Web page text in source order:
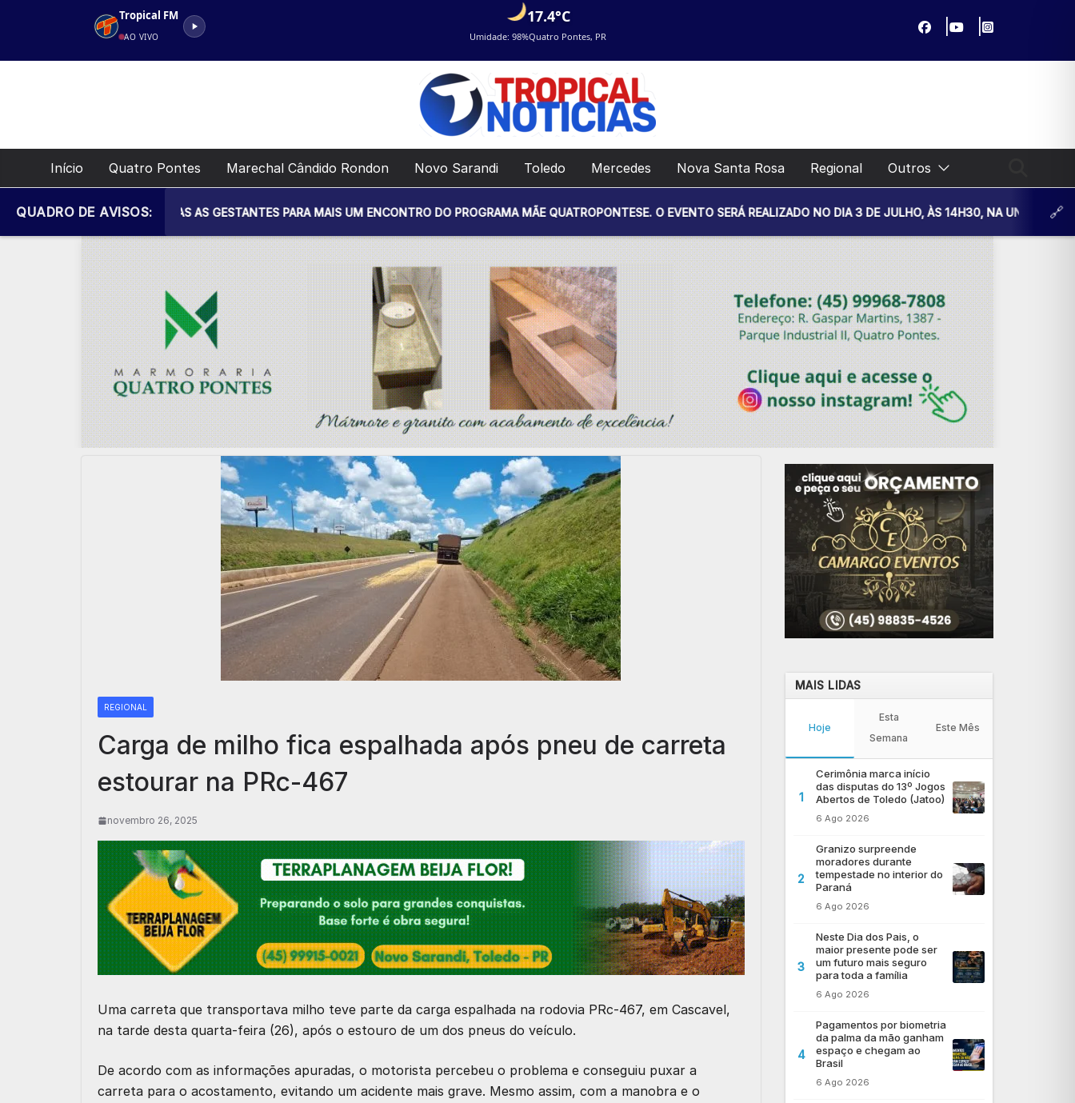
Tropical FM
AO VIVO
17.4°C
Umidade: 98%Quatro Pontes, PR
Início Quatro Pontes Marechal Cândido Rondon Novo Sarandi Toledo Mercedes Nova Santa Rosa Regional Outros
QUADRO DE AVISOS:
CONVIDA TODAS AS GESTANTES PARA MAIS UM ENCONTRO DO PROGRAMA MÃE QUATROPONTESE. O EVENTO SERÁ REALIZADO NO DIA 3 DE JULHO, ÀS 14H30, NA UNIDADE BÁSICA DE
REGIONAL
Carga de milho fica espalhada após pneu de carreta
estourar na PRc-467
novembro 26, 2025
Uma carreta que transportava milho teve parte da carga espalhada na rodovia PRc-467, em Cascavel,
na tarde desta quarta-feira (26), após o estouro de um dos pneus do veículo.
De acordo com as informações apuradas, o motorista percebeu o problema e conseguiu puxar a
carreta para o acostamento, evitando um acidente mais grave. Mesmo assim, com a manobra e o
MAIS LIDAS
Hoje
Esta
Semana
Este Mês
1
Cerimônia marca início
das disputas do 13º Jogos
Abertos de Toledo (Jatoo)
6 Ago 2026
2
Granizo surpreende
moradores durante
tempestade no interior do
Paraná
6 Ago 2026
3
Neste Dia dos Pais, o
maior presente pode ser
um futuro mais seguro
para toda a família
6 Ago 2026
4
Pagamentos por biometria
da palma da mão ganham
espaço e chegam ao
Brasil
6 Ago 2026